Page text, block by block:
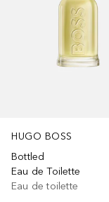
HUGO BOSS
Bottled
Eau de Toilette
Eau de toilette